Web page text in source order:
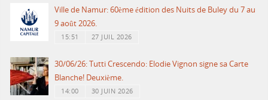
Ville de Namur: 60ème édition des Nuits de Buley du 7 au
9 août 2026.
15:51 27 JUIL 2026
30/06/26: Tutti Crescendo: Elodie Vignon signe sa Carte
Blanche! Deuxième.
14:00 30 JUIN 2026